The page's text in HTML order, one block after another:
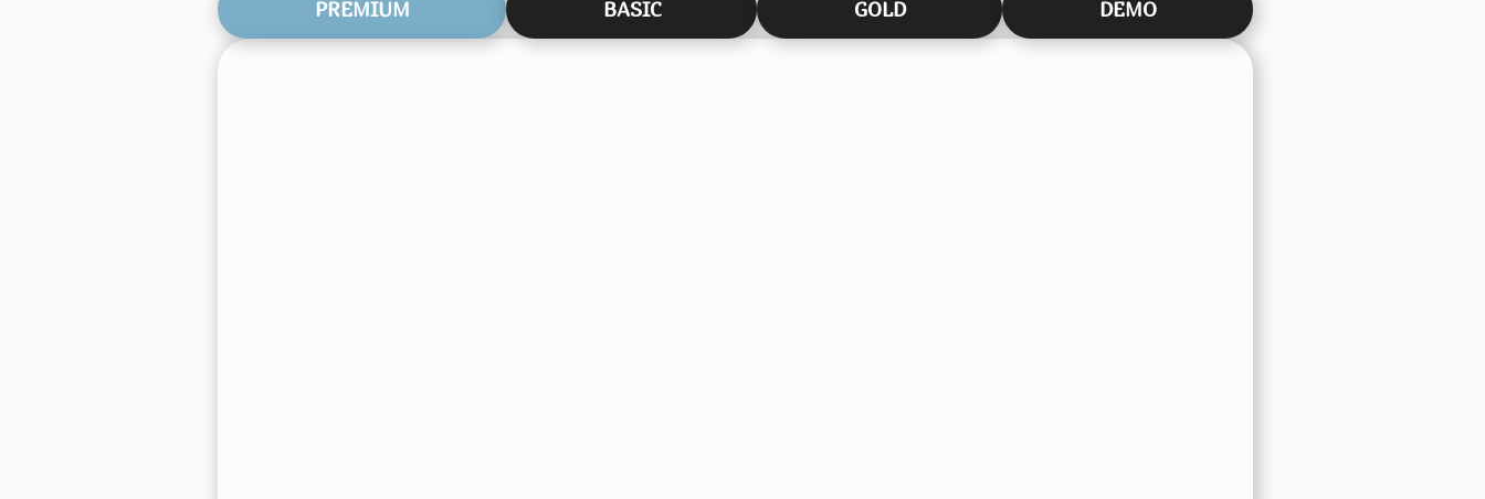
PREMIUM BASIC GOLD DEMO